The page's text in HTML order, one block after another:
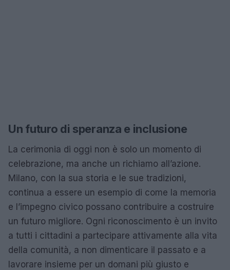
Un futuro di speranza e inclusione
La cerimonia di oggi non è solo un momento di
celebrazione, ma anche un richiamo all’azione.
Milano, con la sua storia e le sue tradizioni,
continua a essere un esempio di come la memoria
e l’impegno civico possano contribuire a costruire
un futuro migliore. Ogni riconoscimento è un invito
a tutti i cittadini a partecipare attivamente alla vita
della comunità, a non dimenticare il passato e a
lavorare insieme per un domani più giusto e